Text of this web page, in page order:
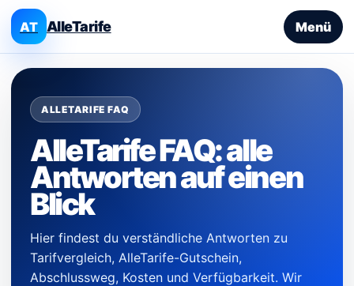
AT AlleTarife Menü
ALLETARIFE FAQ
AlleTarife FAQ: alle
Antworten auf einen
Blick
Hier findest du verständliche Antworten zu
Tarifvergleich, AlleTarife-Gutschein,
Abschlussweg, Kosten und Verfügbarkeit. Wir